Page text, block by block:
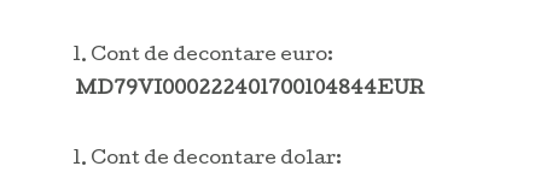
Cont de decontare euro:
MD79VI000222401700104844EUR
Cont de decontare dolar: